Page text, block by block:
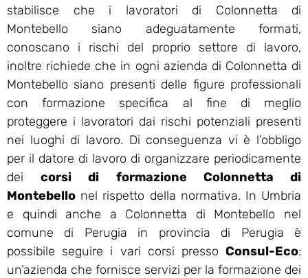
stabilisce che i lavoratori di Colonnetta di
Montebello siano adeguatamente formati,
conoscano i rischi del proprio settore di lavoro,
inoltre richiede che in ogni azienda di Colonnetta di
Montebello siano presenti delle figure professionali
con formazione specifica al fine di meglio
proteggere i lavoratori dai rischi potenziali presenti
nei luoghi di lavoro. Di conseguenza vi è l’obbligo
per il datore di lavoro di organizzare periodicamente
deicorsi di formazione Colonnetta di
Montebello nel rispetto della normativa. In Umbria
e quindi anche a Colonnetta di Montebello nel
comune di Perugia in provincia di Perugia è
possibile seguire i vari corsi presso Consul-Eco:
un’azienda che fornisce servizi per la formazione dei